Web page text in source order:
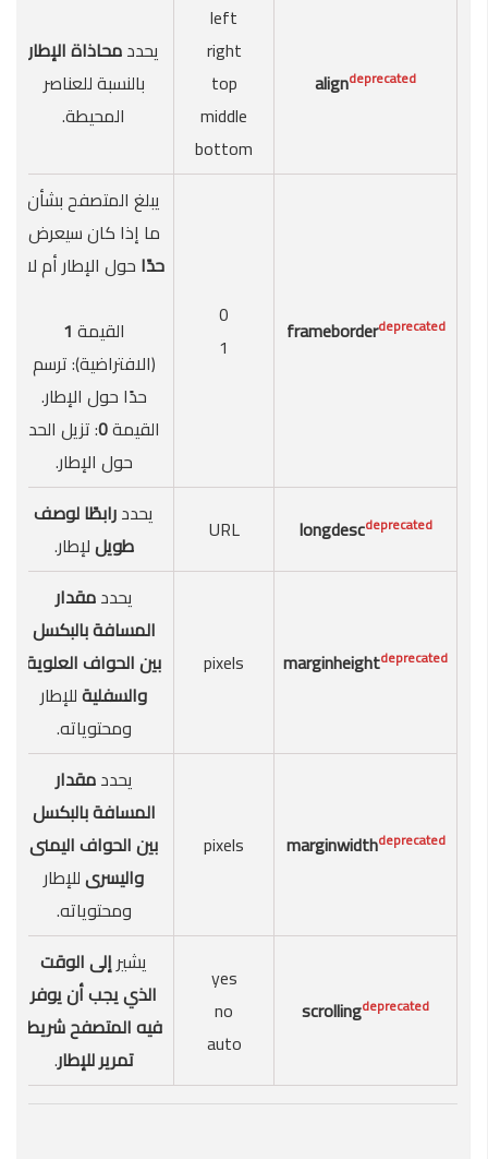
aligndeprecated
left
right
top
middle
bottom
يحددمحاذاة الإطار
بالنسبة للعناصر
المحيطة.
frameborderdeprecated
0
1
يبلغ المتصفح بشأن
ما إذا كان سيعرض
حدًا حول الإطار أم لا.
القيمة 1
(الافتراضية): ترسم
حدًا حول الإطار.
القيمة0: تزيل الحد
حول الإطار.
longdescdeprecated
URL يحددرابطًا لوصف
طويللإطار.
marginheightdeprecated
pixels
يحددمقدار
المسافة بالبكسل
بين الحواف العلوية
والسفليةللإطار
ومحتوياته.
marginwidthdeprecated
pixels
يحددمقدار
المسافة بالبكسل
بين الحواف اليمنى
واليسرىللإطار
ومحتوياته.
scrollingdeprecated
yes
no
auto
يشيرإلى الوقت
الذي يجب أن يوفر
فيه المتصفح شريط
تمرير للإطار.